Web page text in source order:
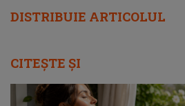
DISTRIBUIE ARTICOLUL
CITEȘTE ȘI